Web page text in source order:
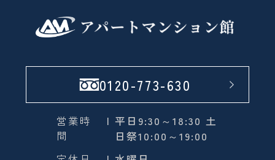
0120-773-630
営業時
間
| 平日9:30～18:30 土
日祭10:00～19:00